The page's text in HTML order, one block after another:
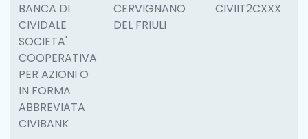
BANCA DI
CIVIDALE
SOCIETA'
COOPERATIVA
PER AZIONI O
IN FORMA
ABBREVIATA
CIVIBANK
CERVIGNANO
DEL FRIULI
CIVIIT2CXXX